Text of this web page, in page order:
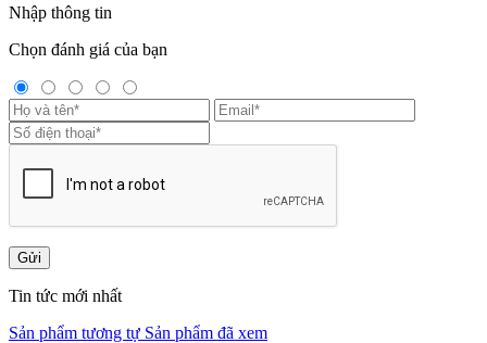
Nhập thông tin
Chọn đánh giá của bạn
Gửi
Tin tức mới nhất
Sản phẩm tương tự Sản phẩm đã xem